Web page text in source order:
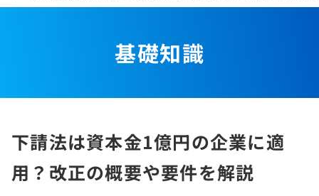
基礎知識
下請法は資本金1億円の企業に適
用？改正の概要や要件を解説